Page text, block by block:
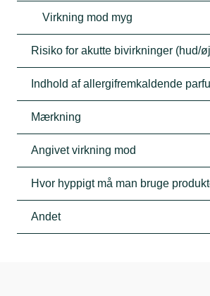
Virkning mod myg
Risiko for akutte bivirkninger (hud/
Indhold af allergifremkaldende
Mærkning
Angivet virkning mod
Hvor hyppigt må man bruge
Andet